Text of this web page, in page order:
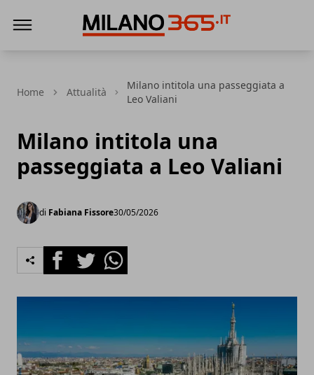
Home Attualità
Milano intitola una passeggiata a
Leo Valiani
Milano intitola una
passeggiata a Leo Valiani
di Fabiana Fissore30/05/2026
FacebookTwitterWhatsapp